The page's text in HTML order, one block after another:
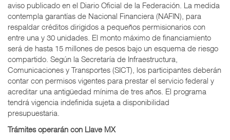
aviso publicado en el Diario Oficial de la Federación. La medida
contempla garantías de Nacional Financiera (NAFIN), para
respaldar créditos dirigidos a pequeños permisionarios con
entre una y 30 unidades. El monto máximo de financiamiento
será de hasta 15 millones de pesos bajo un esquema de riesgo
compartido. Según la Secretaría de Infraestructura,
Comunicaciones y Transportes (SICT), los participantes deberán
contar con permisos vigentes para prestar el servicio federal y
acreditar una antigüedad mínima de tres años. El programa
tendrá vigencia indefinida sujeta a disponibilidad
presupuestaria.
Trámites operarán con Llave MX